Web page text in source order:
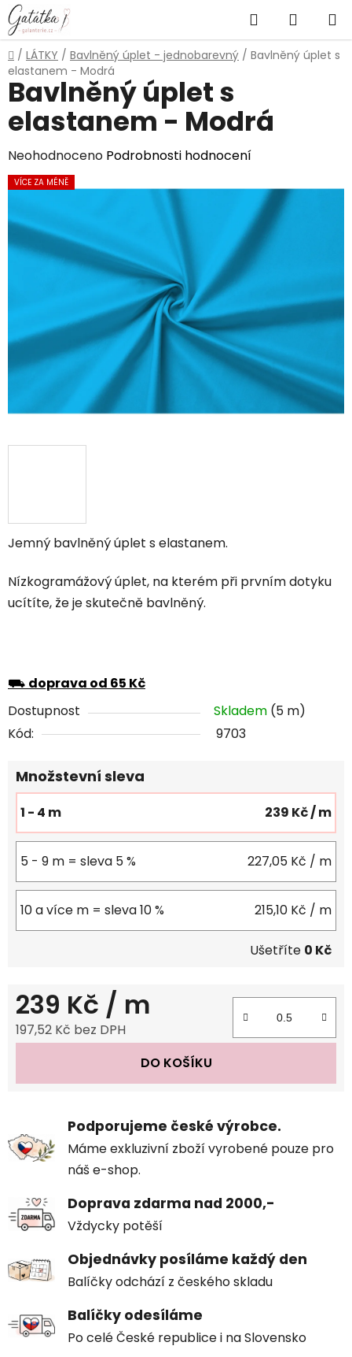
Přejít
na
obsah
Hledat
KOŠÍK
Domů
/ LÁTKY / Bavlněný úplet - jednobarevný / Bavlněný úplet s
elastanem - Modrá
Jemný bavlněný úplet s elastanem.
Nízkogramážový úplet, na kterém při prvním dotyku
ucítíte, že je skutečně bavlněný.
⛟ doprava od 65 Kč
Dostupnost
Skladem (5 m)
Kód:
9703
Množstevní sleva
1 - 4 m 239 Kč/ m
5 - 9 m = sleva 5 % 227,05 Kč / m
10 a více m = sleva 10 % 215,10 Kč / m
Ušetříte 0 Kč
239 Kč / m
197,52 Kč bez DPH
DO KOŠÍKU
Bavlněný úplet s
elastanem - Modrá
Průměrné
hodnocení
je
0,0
Neohodnoceno Podrobnosti hodnocení
VÍCE ZA MÉNĚ
Podporujeme české výrobce.
Máme exkluzivní zboží vyrobené pouze pro
náš e-shop.
Doprava zdarma nad 2000,-
Vždycky potěší
Objednávky posíláme každý den
Balíčky odchází z českého skladu
Balíčky odesíláme
Po celé České republice i na Slovensko